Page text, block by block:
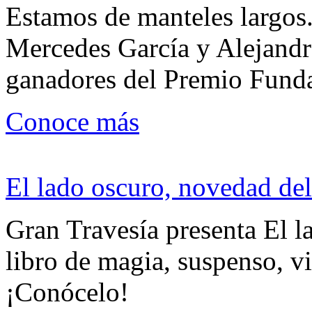
Estamos de manteles
Mercedes García y
ganadores del Premio
Conoce más
El lado oscuro, novedad
Gran Travesía presenta El
libro de magia, suspenso,
¡Conócelo!